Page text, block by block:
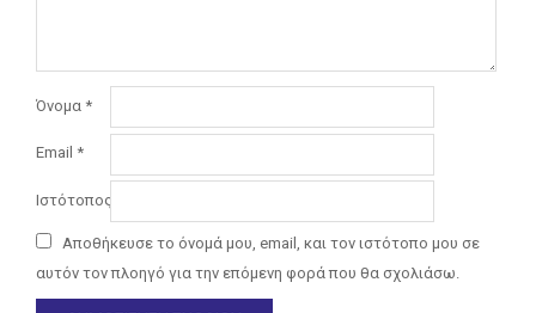
Όνομα *
Email *
Ιστότοπος
Αποθήκευσε το όνομά μου, email, και τον ιστότοπο μου σε
αυτόν τον πλοηγό για την επόμενη φορά που θα σχολιάσω.